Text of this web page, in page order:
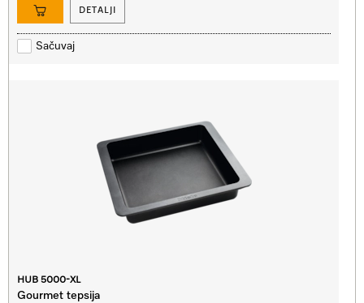
DETALJI
Sačuvaj
HUB 5000-XL
Gourmet tepsija